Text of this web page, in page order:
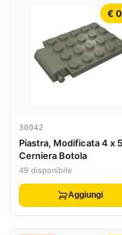
€
30042
Piastra, Modificata 4 x
Cerniera Botola
49 disponibile
Aggiungi